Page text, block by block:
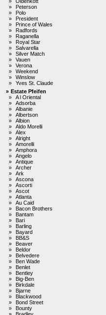
»
Peterson
»
Polo
»
President
»
Prince of Wales
»
Radfords
»
Raganella
»
Royal Star
»
Salvarella
»
Silver Match
»
Vauen
»
Verona
»
Weekend
»
Winslow
»
Yves St. Claude
» Estate Pfeifen
»
A l Oriental
»
Adsorba
»
Albanie
»
Albertson
»
Albion
»
Aldo Morelli
»
Alex
»
Alright
»
Amorelli
»
Amphora
»
Angelo
»
Antique
»
Archer
»
Ark
»
Ascona
»
Ascorti
»
Ascot
»
Atlanta
»
Au Caid
»
Bacon Brothers
»
Bantam
»
Bari
»
Barling
»
Bayard
»
BB&S
»
Beaver
»
Beldor
»
Belvedere
»
Ben Wade
»
Benlet
»
Bentley
»
Big-Ben
»
Birkdale
»
Bjarne
»
Blackwood
»
Bond Street
»
Bounty